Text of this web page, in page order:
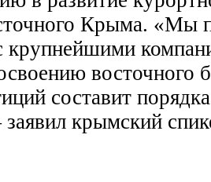
Крыма. «Мы
крупнейшими
восточного
составит
крымский